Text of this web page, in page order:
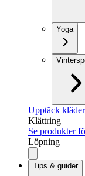
Yoga
Upptäck
Klättring
Se produkter
Löpning
Tips & guider